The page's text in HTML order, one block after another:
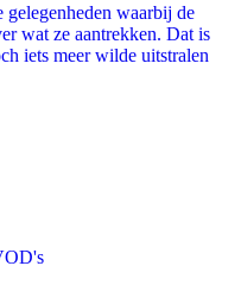
waarbij de
wat ze aantrekken. Dat is
iets meer wilde uitstralen